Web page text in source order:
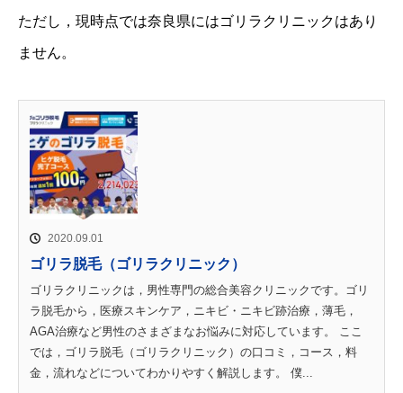
ただし，現時点では奈良県にはゴリラクリニックはあり
ません。
2020.09.01
ゴリラ脱毛（ゴリラクリニック）
ゴリラクリニックは，男性専門の総合美容クリニックです。ゴリ
ラ脱毛から，医療スキンケア，ニキビ・ニキビ跡治療，薄毛，
AGA治療など男性のさまざまなお悩みに対応しています。 ここ
では，ゴリラ脱毛（ゴリラクリニック）の口コミ，コース，料
金，流れなどについてわかりやすく解説します。 僕...